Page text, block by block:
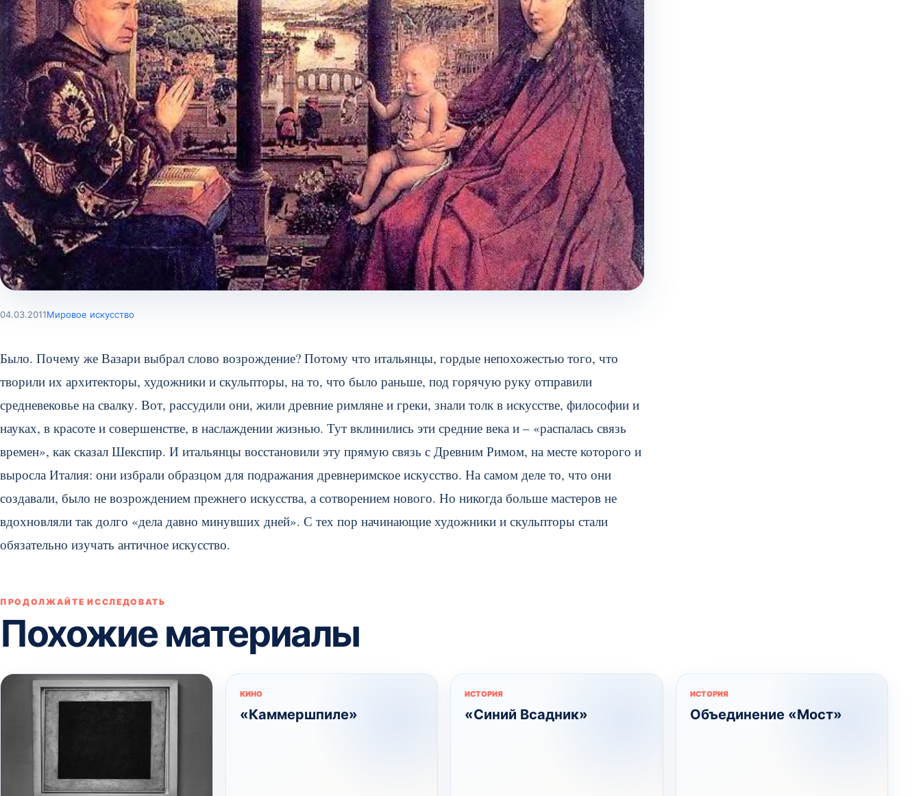
04.03.2011Мировое искусство
Было. Почему же Вазари выбрал слово возрождение? Потому что итальянцы, гордые непохожестью того, что
творили их архитекторы, художники и скульпторы, на то, что было раньше, под горячую руку отправили
средневековье на свалку. Вот, рассудили они, жили древние римляне и греки, знали толк в искусстве, философии и
науках, в красоте и совершенстве, в наслаждении жизнью. Тут вклинились эти средние века и – «распалась связь
времен», как сказал Шекспир. И итальянцы восстановили эту прямую связь с Древним Римом, на месте которого и
выросла Италия: они избрали образцом для подражания древнеримское искусство. На самом деле то, что они
создавали, было не возрождением прежнего искусства, а сотворением нового. Но никогда больше мастеров не
вдохновляли так долго «дела давно минувших дней». С тех пор начинающие художники и скульпторы стали
обязательно изучать античное искусство.
ПРОДОЛЖАЙТЕ ИССЛЕДОВАТЬ
Похожие материалы
КИНО
«Каммершпиле»
ИСТОРИЯ
«Синий Всадник»
ИСТОРИЯ
Объединение «Мост»